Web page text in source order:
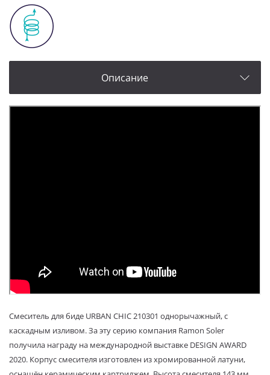
Описание
Смеситель для биде URBAN CHIC 210301 однорычажный, с
каскадным изливом. За эту серию компания Ramon Soler
получила награду на международной выставке DESIGN AWARD
2020. Корпус смесителя изготовлен из хромированной латуни,